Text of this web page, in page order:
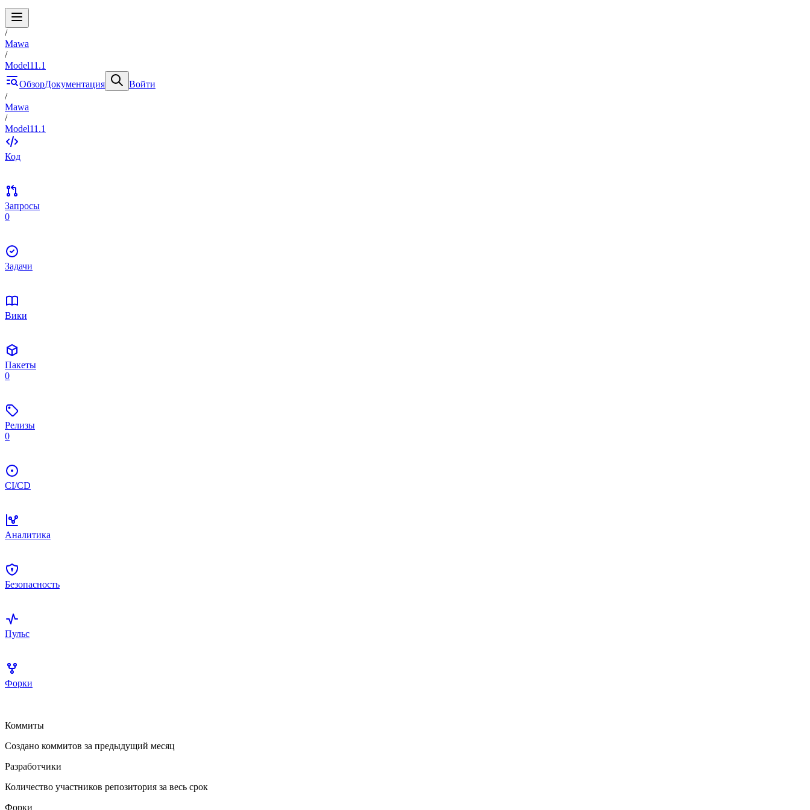
/
Mawa
/
Model11.1
ОбзорДокументация
Войти
/
Mawa
/
Model11.1
Код
Запросы
0
Задачи
Вики
Пакеты
0
Релизы
0
CI/CD
Аналитика
Безопасность
Пульс
Форки
Коммиты
Создано коммитов за предыдущий месяц
Разработчики
Количество участников репозитория за весь срок
Форки